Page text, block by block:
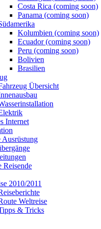
Costa Rica (coming soon)
Panama (coming soon)
Kolumbien (coming soon)
Ecuador (coming soon)
Peru (coming soon)
Bolivien
Brasilien
Übersicht
Internet
Ausrüstung
Reisende
2010/2011
Weltreise
& Tricks